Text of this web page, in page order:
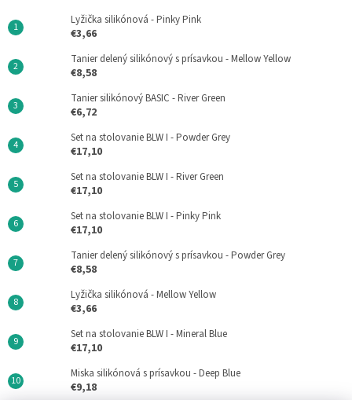
Lyžička silikónová - Pinky Pink
€3,66
Tanier delený silikónový s prísavkou - Mellow Yellow
€8,58
Tanier silikónový BASIC - River Green
€6,72
Set na stolovanie BLW I - Powder Grey
€17,10
Set na stolovanie BLW I - River Green
€17,10
Set na stolovanie BLW I - Pinky Pink
€17,10
Tanier delený silikónový s prísavkou - Powder Grey
€8,58
Lyžička silikónová - Mellow Yellow
€3,66
Set na stolovanie BLW I - Mineral Blue
€17,10
Miska silikónová s prísavkou - Deep Blue
€9,18